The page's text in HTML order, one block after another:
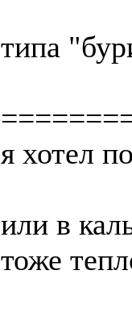
типа
я хотел
или в
тоже